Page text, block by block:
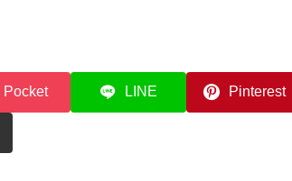
Pocket LINE Pinterest